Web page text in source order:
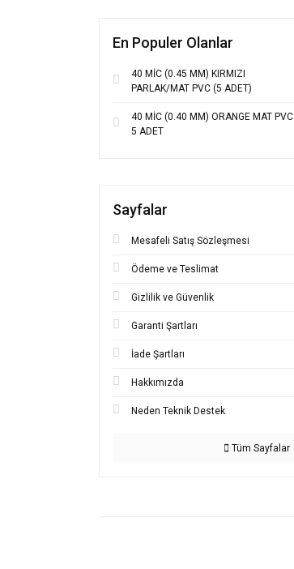
En Populer Olanlar
40 MİC (0.45 MM) KIRMIZI
PARLAK/MAT PVC (5 ADET)
40 MİC (0.40 MM) ORANGE MAT PVC
5 ADET
Sayfalar
Mesafeli Satış Sözleşmesi
Ödeme ve Teslimat
Gizlilik ve Güvenlik
Garanti Şartları
İade Şartları
Hakkımızda
Neden Teknik Destek
Tüm Sayfalar